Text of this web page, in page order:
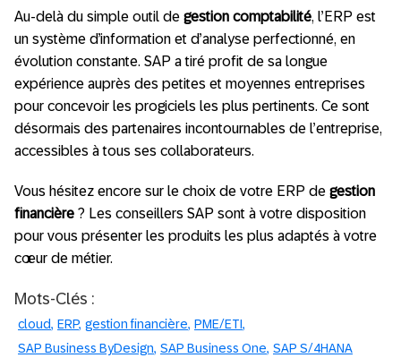
Au-delà du simple outil de gestion comptabilité, l’ERP est
un système d’information et d’analyse perfectionné, en
évolution constante. SAP a tiré profit de sa longue
expérience auprès des petites et moyennes entreprises
pour concevoir les progiciels les plus pertinents. Ce sont
désormais des partenaires incontournables de l’entreprise,
accessibles à tous ses collaborateurs.
Vous hésitez encore sur le choix de votre ERP de gestion
financière ? Les conseillers SAP sont à votre disposition
pour vous présenter les produits les plus adaptés à votre
cœur de métier.
Mots-Clés :
cloud ERP gestion financière PME/ETI
SAP Business ByDesign SAP Business One SAP S/4HANA